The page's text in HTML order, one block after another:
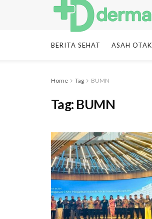
BERITA SEHAT ASAH OTAK
Home Tag BUMN
Tag: BUMN